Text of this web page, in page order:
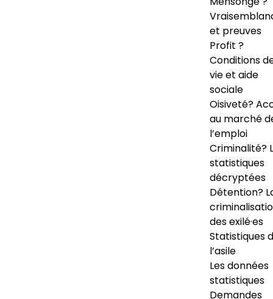
et preuves
Profit ?
Conditions
vie et aide
sociale
Oisiveté?
au marché
l’emploi
Criminalité?
statistiques
décryptées
Détention?
des exilé·es
Statistiques
l’asile
Les données
statistiques
Demandes